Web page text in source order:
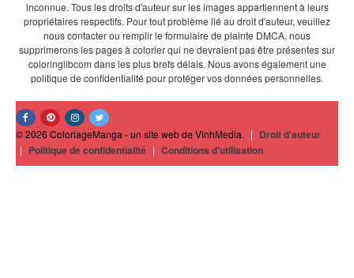
inconnue. Tous les droits d'auteur sur les images appartiennent à leurs
propriétaires respectifs. Pour tout problème lié au droit d'auteur, veuillez
nous contacter ou remplir le formulaire de plainte DMCA, nous
supprimerons les pages à colorier qui ne devraient pas être présentes sur
coloringlibcom dans les plus brefs délais. Nous avons également une
politique de confidentialité pour protéger vos données personnelles.
© 2026 ColoriageManga - un site web de VinhMedia. | Droit d'auteur
| Politique de confidentialité | Conditions d'utilisation